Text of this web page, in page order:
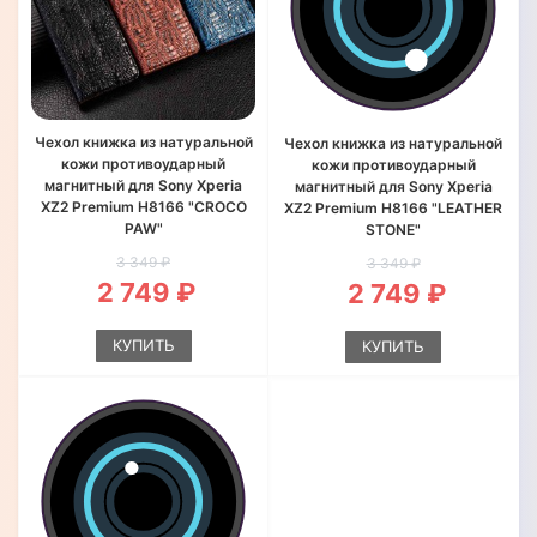
Чехол книжка из натуральной
кожи противоударный
магнитный для Sony Xperia
XZ2 Premium H8166 "CROCO
PAW"
3 349 ₽
2 749 ₽
КУПИТЬ
Чехол книжка из натуральной
кожи противоударный
магнитный для Sony Xperia
XZ2 Premium H8166 "LEATHER
STONE"
3 349 ₽
2 749 ₽
КУПИТЬ